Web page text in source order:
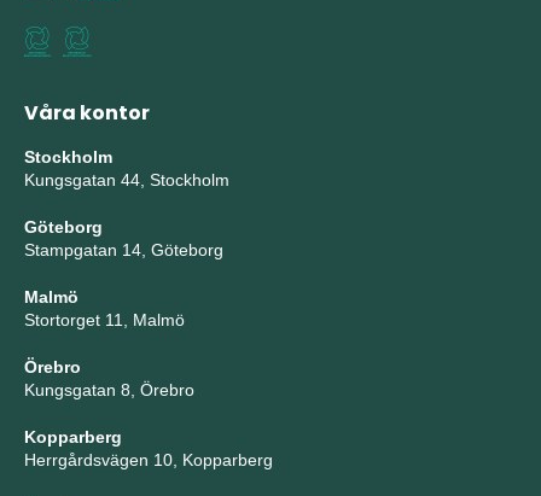
Våra kontor
Stockholm
Kungsgatan 44, Stockholm
Göteborg
Stampgatan 14, Göteborg
Malmö
Stortorget 11, Malmö
Örebro
Kungsgatan 8, Örebro
Kopparberg
Herrgårdsvägen 10, Kopparberg